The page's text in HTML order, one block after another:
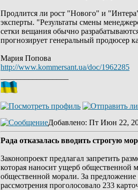
Продлится ли рост "Нового" и
эксперты. "Результаты смены
сетки вещания обычно
прогнозирует генеральный продюсер
Мария Попова
http://www.kommersant.ua/doc/1962285
Добавлено: Пт Июн 22,
Рада отказалась вводить строгую
Законопроект предлагал запретить
которая наносит ущерб общественной
общественной морали. За
рассмотрения проголосовало 233